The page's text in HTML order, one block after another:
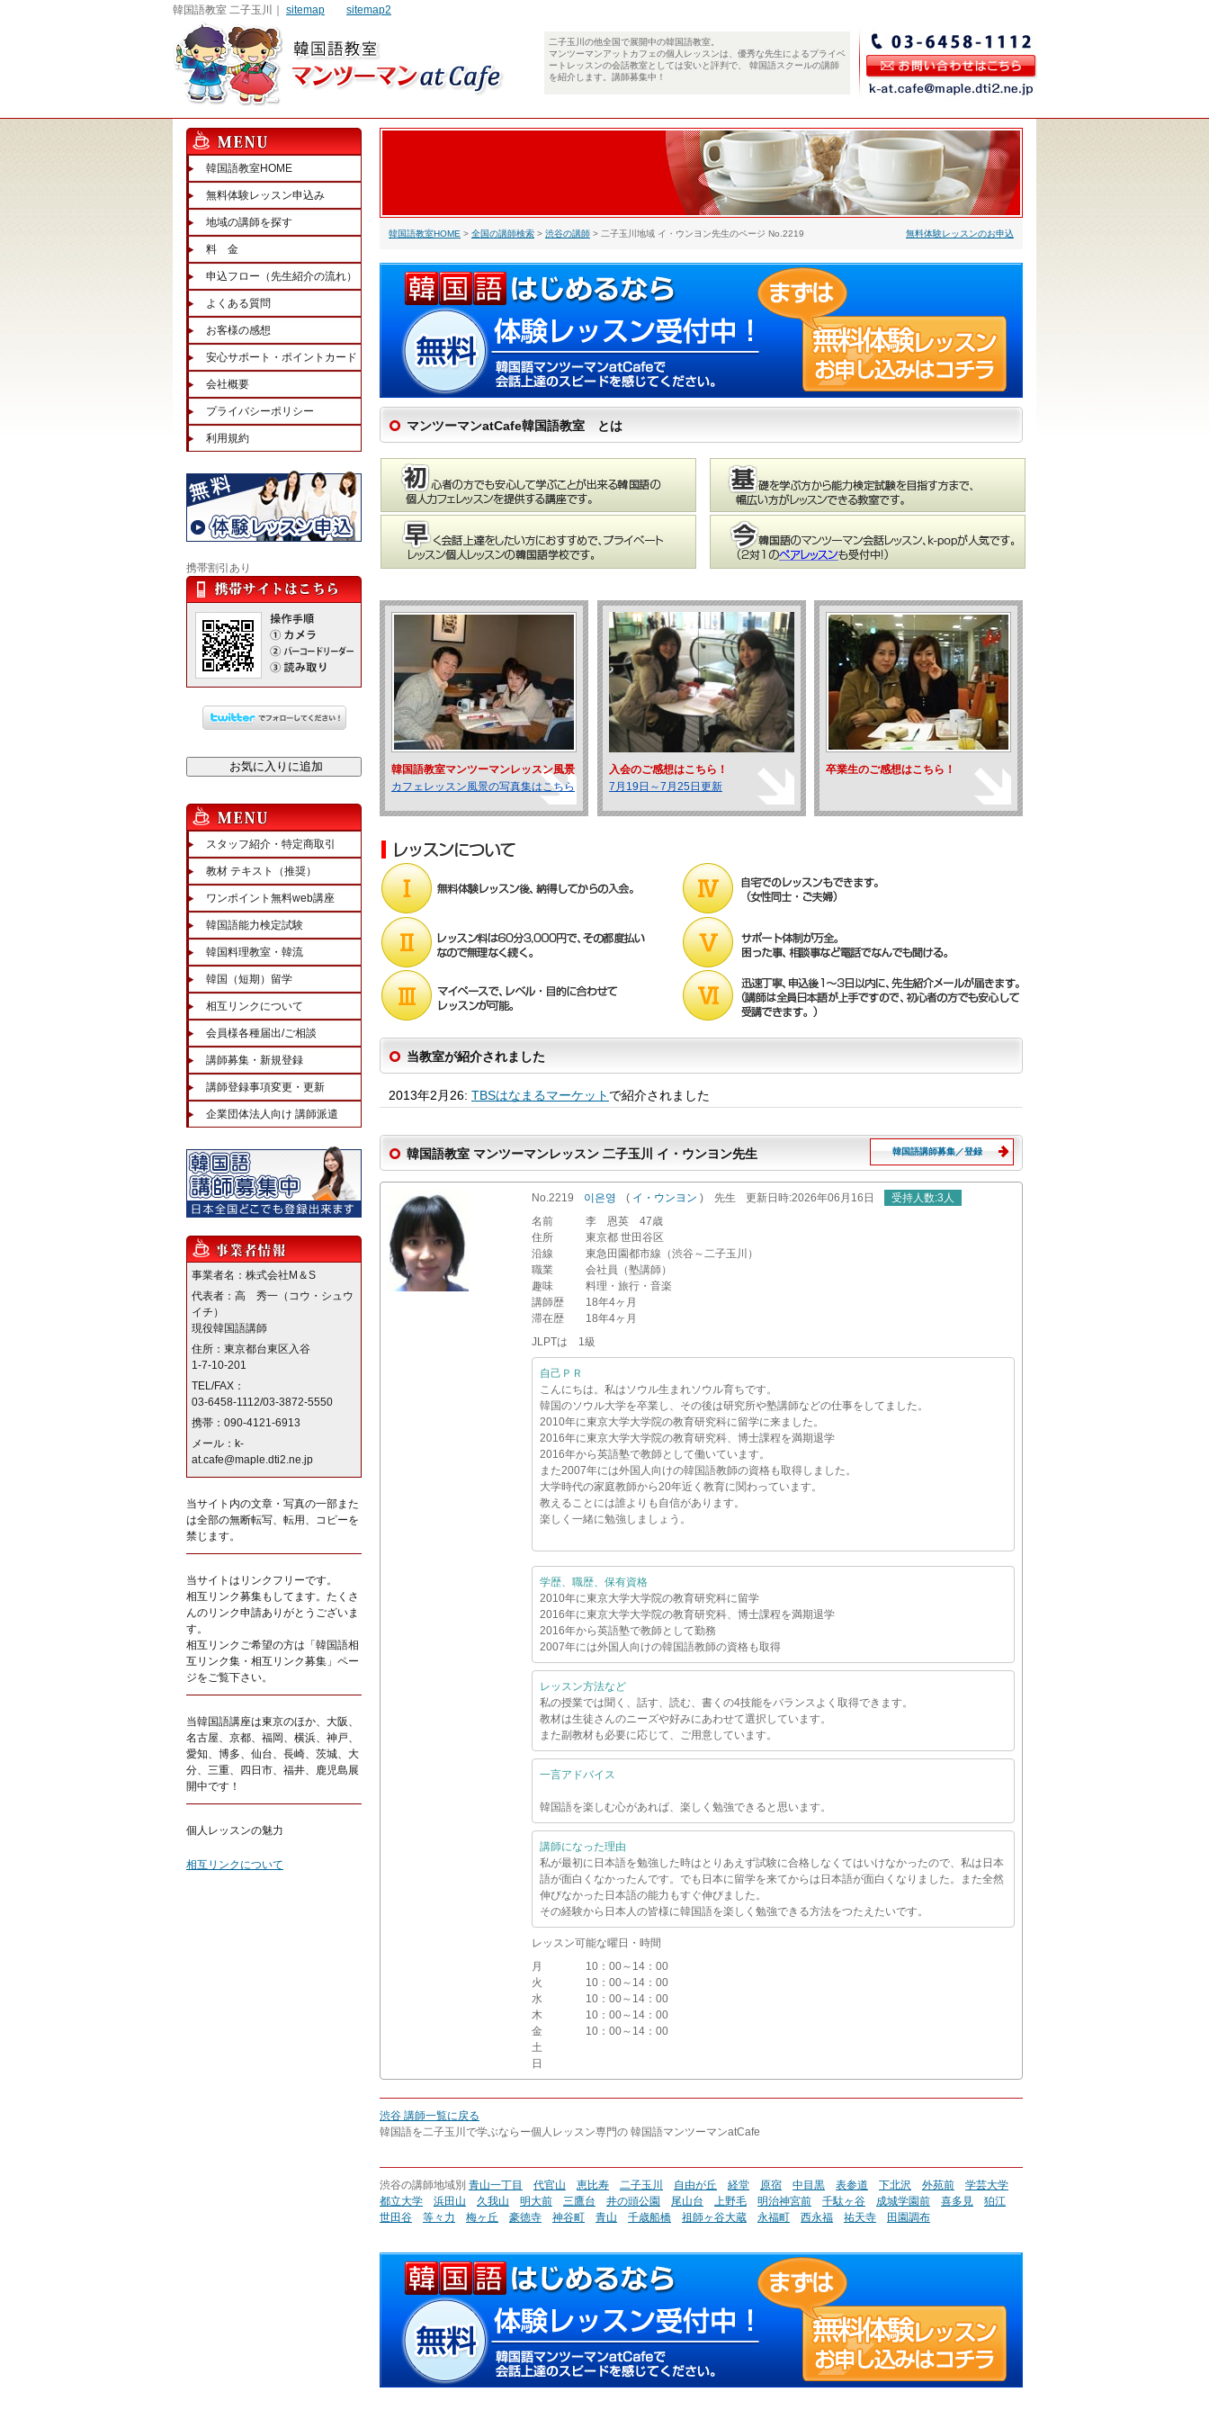
韓国語教室 二子玉川｜ sitemap sitemap2
二子玉川の他全国で展開中の韓国語教室。
マンツーマンアットカフェの個人レッスンは、優秀な先生によるプライベ
ートレッスンの会話教室としては安いと評判で、 韓国語スクールの講師
を紹介します。講師募集中！
韓国語教室HOME > 全国の講師検索 > 渋谷の講師 > 二子玉川地域 イ・ウンヨン先生のページ No.2219 無料体験レッスンのお申込
マンツーマンatCafe韓国語教室 とは
韓国語教室マンツーマンレッスン風景
カフェレッスン風景の写真集はこちら
入会のご感想はこちら！
7月19日～7月25日更新
卒業生のご感想はこちら！
当教室が紹介されました
2013年2月26: TBSはなまるマーケット で紹介されました
韓国語教室 マンツーマンレッスン 二子玉川 イ・ウンヨン先生 韓国語講師募集／登録
No.2219 이은영 ( イ・ウンヨン ) 先生 更新日時:2026年06月16日 受持人数:3人
名前
李 恩英 47歳
住所
東京都 世田谷区
沿線
東急田園都市線（渋谷～二子玉川）
職業
会社員（塾講師）
趣味
料理・旅行・音楽
講師歴
18年4ヶ月
滞在歴
18年4ヶ月
JLPTは 1級
自己ＰＲ
こんにちは。私はソウル生まれソウル育ちです。
韓国のソウル大学を卒業し、その後は研究所や塾講師などの仕事をしてました。
2010年に東京大学大学院の教育研究科に留学に来ました。
2016年に東京大学大学院の教育研究科、博士課程を満期退学
2016年から英語塾で教師として働いています。
また2007年には外国人向けの韓国語教師の資格も取得しました。
大学時代の家庭教師から20年近く教育に関わっています。
教えることには誰よりも自信があります。
楽しく一緒に勉強しましょう。
学歴、職歴、保有資格
2010年に東京大学大学院の教育研究科に留学
2016年に東京大学大学院の教育研究科、博士課程を満期退学
2016年から英語塾で教師として勤務
2007年には外国人向けの韓国語教師の資格も取得
レッスン方法など
私の授業では聞く、話す、読む、書くの4技能をバランスよく取得できます。
教材は生徒さんのニーズや好みにあわせて選択しています。
また副教材も必要に応じて、ご用意しています。
一言アドバイス
韓国語を楽しむ心があれば、楽しく勉強できると思います。
講師になった理由
私が最初に日本語を勉強した時はとりあえず試験に合格しなくてはいけなかったので、私は日本
語が面白くなかったんです。でも日本に留学を来てからは日本語が面白くなりました。また全然
伸びなかった日本語の能力もすぐ伸びました。
その経験から日本人の皆様に韓国語を楽しく勉強できる方法をつたえたいです。
レッスン可能な曜日・時間
月
10：00～14：00
火
10：00～14：00
水
10：00～14：00
木
10：00～14：00
金
10：00～14：00
土
日
渋谷 講師一覧に戻る
韓国語を二子玉川で学ぶならー個人レッスン専門の 韓国語マンツーマンatCafe
渋谷の講師地域別 青山一丁目 代官山 恵比寿 二子玉川 自由が丘 経堂 原宿 中目黒 表参道 下北沢 外苑前
学芸大学
都立大学
浜田山 久我山 明大前 三鷹台 井の頭公園 尾山台 上野毛 明治神宮前 千駄ヶ谷 成城学園前 喜多見
狛江
世田谷
等々力 梅ヶ丘 豪徳寺 神谷町 青山 千歳船橋 祖師ヶ谷大蔵 永福町 西永福 祐天寺 田園調布
韓国語教室HOME
無料体験レッスン申込み
地域の講師を探す
料 金
申込フロー（先生紹介の流れ）
よくある質問
お客様の感想
安心サポート・ポイントカード
会社概要
プライバシーポリシー
利用規約
携帯割引あり
スタッフ紹介・特定商取引
教材 テキスト（推奨）
ワンポイント無料web講座
韓国語能力検定試験
韓国料理教室・韓流
韓国（短期）留学
相互リンクについて
会員様各種届出/ご相談
講師募集・新規登録
講師登録事項変更・更新
企業団体法人向け 講師派遣
事業者名：株式会社M＆S
代表者：高 秀一（コウ・シュウ
イチ）
現役韓国語講師
住所：東京都台東区入谷
1-7-10-201
TEL/FAX：
03-6458-1112/03-3872-5550
携帯：090-4121-6913
メール：k-
at.cafe@maple.dti2.ne.jp
当サイト内の文章・写真の一部また
は全部の無断転写、転用、コピーを
禁じます。
当サイトはリンクフリーです。
相互リンク募集もしてます。たくさ
んのリンク申請ありがとうございま
す。
相互リンクご希望の方は「韓国語相
互リンク集・相互リンク募集」ペー
ジをご覧下さい。
当韓国語講座は東京のほか、大阪、
名古屋、京都、福岡、横浜、神戸、
愛知、博多、仙台、長崎、茨城、大
分、三重、四日市、福井、鹿児島展
開中です！
個人レッスンの魅力
相互リンクについて